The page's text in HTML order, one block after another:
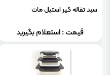
سبد تفاله گیر استیل مات
قیمت : استعلام بگیرید